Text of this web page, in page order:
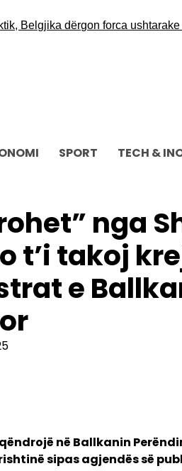
Belgjika dërgon forca ushtarake
SPORT TECH &
nga
t’i takoj
e
në Ballkanin
sipas agjendës së